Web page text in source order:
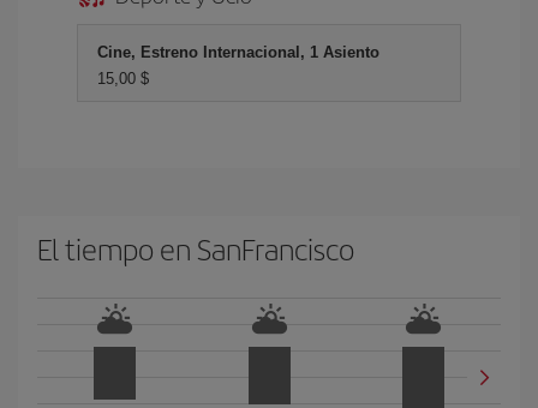
Cine, Estreno Internacional, 1 Asiento
15,00 $
El tiempo en SanFrancisco